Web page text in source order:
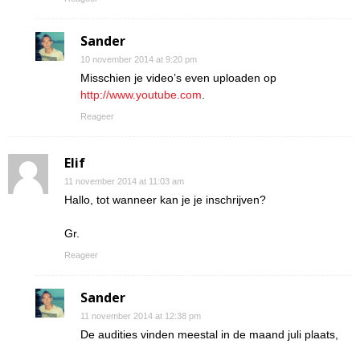
Sander
10 november 2014 at 9:20 pm
Misschien je video’s even uploaden op
http://www.youtube.com.
Reageer
Elif
11 november 2014 at 11:03 am
Hallo, tot wanneer kan je je inschrijven?
Gr.
Reageer
Sander
11 november 2014 at 12:38 pm
De audities vinden meestal in de maand juli plaats,